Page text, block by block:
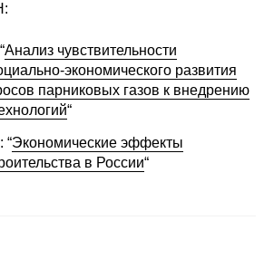
коррупции
для СМИ
Анализ чувствительности
экономического развития
парниковых газов к внедрению
“
“Экономические эффекты
в России“